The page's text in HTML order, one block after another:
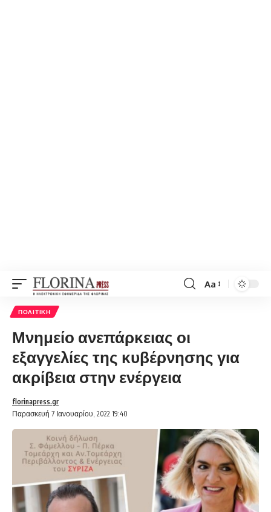
Font
Aa
ΠΟΛΙΤΙΚΉ
Μνημείο ανεπάρκειας οι
εξαγγελίες της κυβέρνησης για
ακρίβεια στην ενέργεια
Παρασκευή 7 Ιανουαρίου, 2022 19:40
florinapress.gr